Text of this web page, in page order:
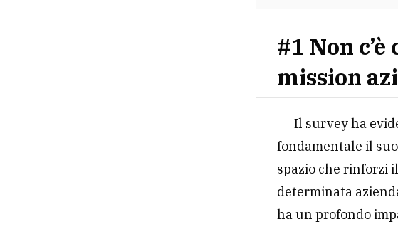
#1 Non
mission
Il survey ha
fondamentale il suo
spazio che rinforzi
determinata
ha un profondo